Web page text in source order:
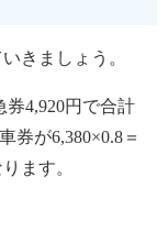
きましょう。
4,920円で合計
券が6,380×0.8＝
ます。